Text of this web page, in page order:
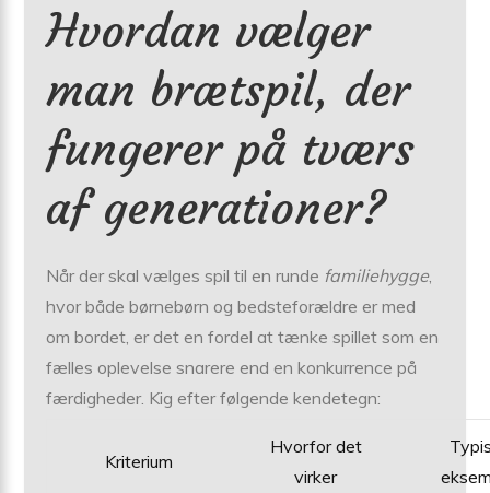
Hvordan vælger
man brætspil, der
fungerer på tværs
af generationer?
Når der skal vælges spil til en runde familiehygge,
hvor både børnebørn og bedsteforældre er med
om bordet, er det en fordel at tænke spillet som en
fælles oplevelse snarere end en konkurrence på
færdigheder. Kig efter følgende kendetegn:
Kriterium
Hvorfor det
virker